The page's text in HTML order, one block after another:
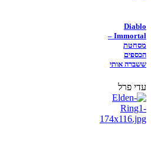
Diablo
Immortal –
מסחטת
הכספים
ששברה אותי
עדי פרל